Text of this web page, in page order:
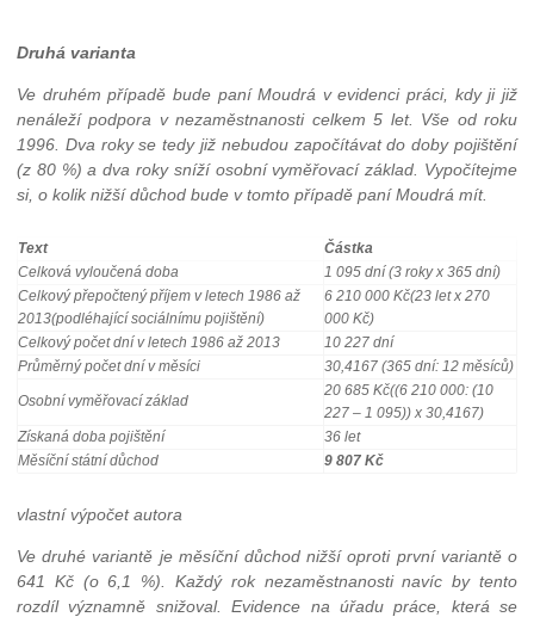
Druhá varianta
Ve druhém případě bude paní Moudrá v evidenci práci, kdy ji již
nenáleží podpora v nezaměstnanosti celkem 5 let. Vše od roku
1996. Dva roky se tedy již nebudou započítávat do doby pojištění
(z 80 %) a dva roky sníží osobní vyměřovací základ. Vypočítejme
si, o kolik nižší důchod bude v tomto případě paní Moudrá mít.
Text
Částka
Celková vyloučená doba
1 095 dní (3 roky x 365 dní)
Celkový přepočtený příjem v letech 1986 až
2013(podléhající sociálnímu pojištění)
6 210 000 Kč(23 let x 270
000 Kč)
Celkový počet dní v letech 1986 až 2013
10 227 dní
Průměrný počet dní v měsíci
30,4167 (365 dní: 12 měsíců)
Osobní vyměřovací základ
20 685 Kč((6 210 000: (10
227 – 1 095)) x 30,4167)
Získaná doba pojištění
36 let
Měsíční státní důchod
9 807 Kč
vlastní výpočet autora
Ve druhé variantě je měsíční důchod nižší oproti první variantě o
641 Kč (o 6,1 %). Každý rok nezaměstnanosti navíc by tento
rozdíl významně snižoval. Evidence na úřadu práce, která se